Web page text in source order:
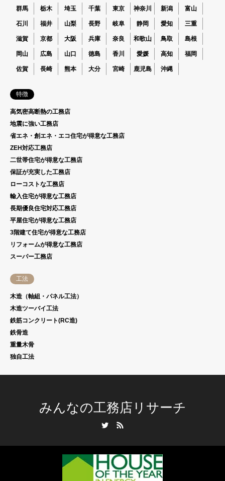
群馬 栃木 埼玉 千葉 東京 神奈川 新潟 富山
石川 福井 山梨 長野 岐阜 静岡 愛知 三重
滋賀 京都 大阪 兵庫 奈良 和歌山 鳥取 島根
岡山 広島 山口 徳島 香川 愛媛 高知 福岡
佐賀 長崎 熊本 大分 宮崎 鹿児島 沖縄
特徴
高気密高断熱の工務店
地震に強い工務店
省エネ・創エネ・エコ住宅が得意な工務店
ZEH対応工務店
二世帯住宅が得意な工務店
保証が充実した工務店
ローコストな工務店
輸入住宅が得意な工務店
長期優良住宅対応工務店
平屋住宅が得意な工務店
3階建て住宅が得意な工務店
リフォームが得意な工務店
スーパー工務店
工法
木造（軸組・パネル工法）
木造ツーバイ工法
鉄筋コンクリート(RC造)
鉄骨造
重量木骨
独自工法
みんなの工務店リサーチ